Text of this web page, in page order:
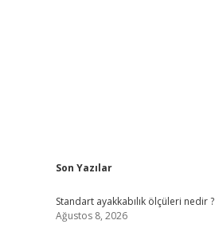
Sidebar
Son Yazılar
Standart ayakkabılık ölçüleri nedir ?
Ağustos 8, 2026